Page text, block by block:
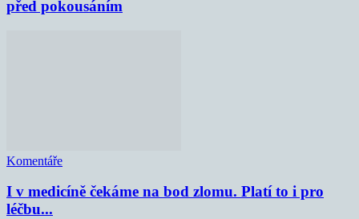
před pokousáním
Komentáře
I v medicíně čekáme na bod zlomu. Platí to i pro
léčbu...